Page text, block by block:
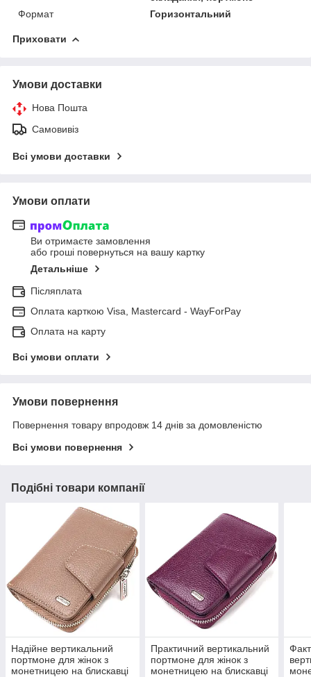
Формат
Горизонтальний
Приховати
Умови доставки
Нова Пошта
Самовивіз
Всі умови доставки
Умови оплати
Ви отримаєте замовлення
або гроші повернуться на вашу картку
Детальніше
Післяплата
Оплата карткою Visa, Mastercard - WayForPay
Оплата на карту
Всі умови оплати
Умови повернення
Повернення товару впродовж 14 днів за домовленістю
Всі умови повернення
Подібні товари компанії
Надійне вертикальний
портмоне для жінок з
монетницею на блискавці
Практичний вертикальний
портмоне для жінок з
монетницею на блискавці